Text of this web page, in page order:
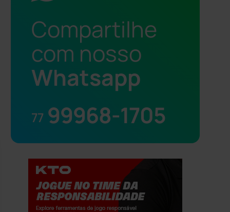
Compartilhe
com nosso
Whatsapp
77 99968-1705